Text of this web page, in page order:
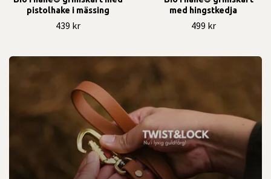
pistolhake i mässing
439 kr
med hingstkedja
499 kr